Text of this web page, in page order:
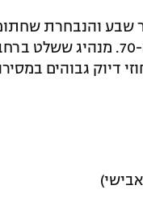
שבע והנבחרת
האדומים מהנגב באמצע
דיוק גבוהים